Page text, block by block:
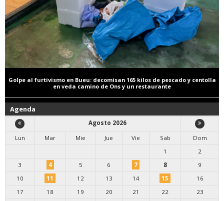
Golpe al furtivismo en Bueu: decomisan 165 kilos de pescado y centolla
en veda camino de Ons y un restaurante
Agenda
Agosto 2026
Lun
Mar Mie Jue Vie Sab
Dom
1
2
3
4 5 6 7 8
9
10
11 12 13 14 15
16
17
18 19 20 21 22
23